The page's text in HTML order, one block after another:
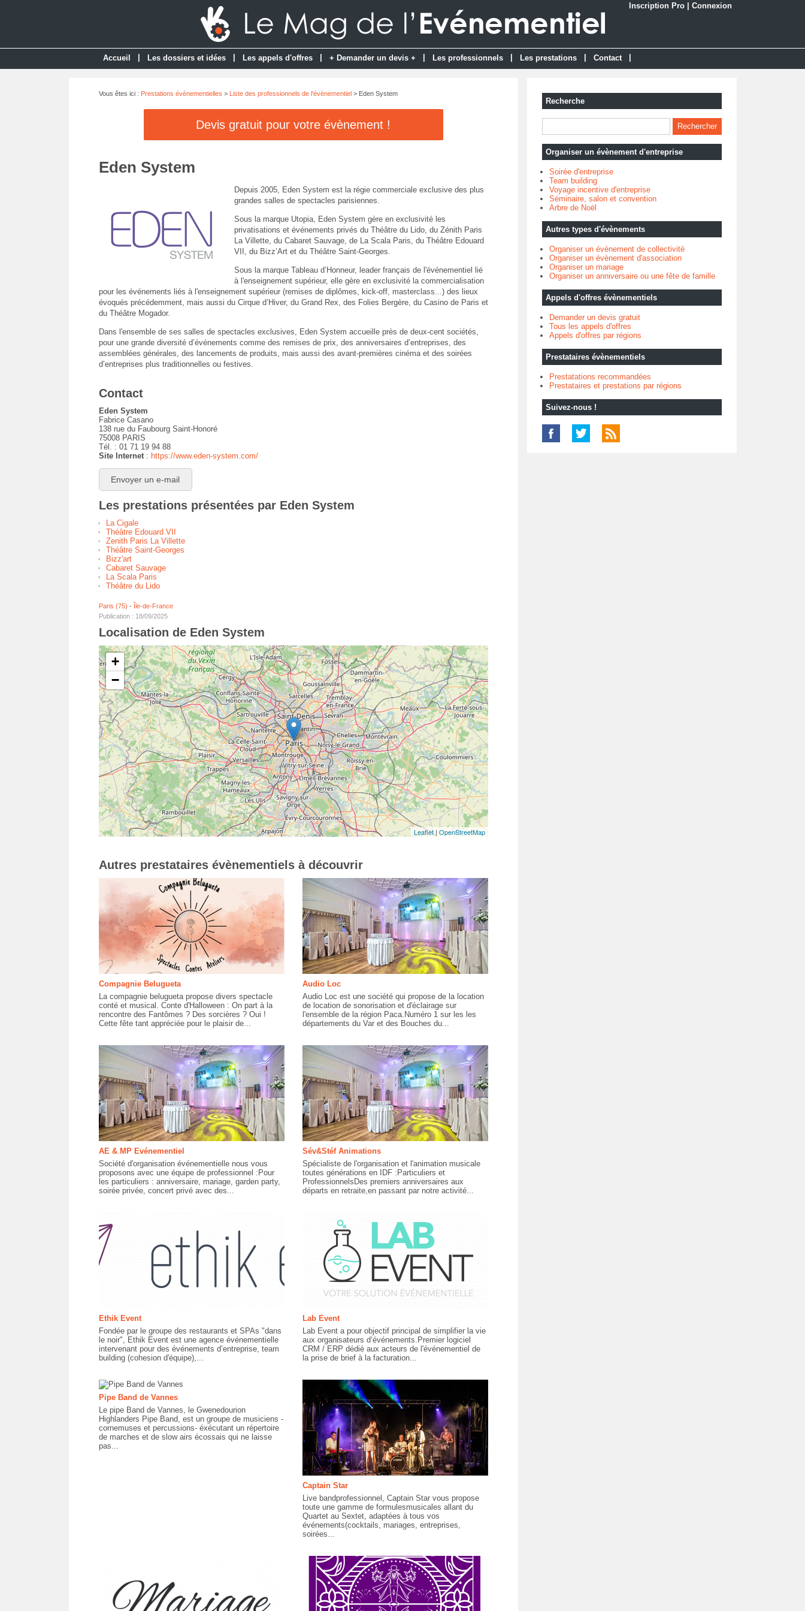
Inscription Pro Connexion
Accueil Les dossiers et idées Les appels d'offres + Demander un devis + Les professionnels Les prestations Contact
Vous êtes ici : Prestations évènementielles > Liste des professionnels de l'évènementiel> Eden System
Devis gratuit pour votre évènement !
Eden System
Depuis 2005, Eden System est la régie commerciale exclusive des plus
grandes salles de spectacles parisiennes.
Sous la marque Utopia, Eden System gère en exclusivité les
privatisations et événements privés du Théâtre du Lido, du Zénith Paris
La Villette, du Cabaret Sauvage, de La Scala Paris, du Théâtre Edouard
VII, du Bizz’Art et du Théâtre Saint-Georges.
Sous la marque Tableau d’Honneur, leader français de l'événementiel lié
à l'enseignement supérieur, elle gère en exclusivité la commercialisation
pour les événements liés à l'enseignement supérieur (remises de diplômes, kick-off, masterclass...) des lieux
évoqués précédemment, mais aussi du Cirque d’Hiver, du Grand Rex, des Folies Bergère, du Casino de Paris et
du Théâtre Mogador.
Dans l'ensemble de ses salles de spectacles exclusives, Eden System accueille près de deux-cent sociétés,
pour une grande diversité d’événements comme des remises de prix, des anniversaires d’entreprises, des
assemblées générales, des lancements de produits, mais aussi des avant-premières cinéma et des soirées
d’entreprises plus traditionnelles ou festives.
Contact
Eden System
Fabrice Casano
138 rue du Faubourg Saint-Honoré
75008 PARIS
Tél. : 01 71 19 94 88
Site Internet: https://www.eden-system.com/
Envoyer un e-mail
Les prestations présentées par Eden System
La Cigale
Théâtre Edouard VII
Zenith Paris La Villette
Théâtre Saint-Georges
Bizz'art
Cabaret Sauvage
La Scala Paris
Théâtre du Lido
Paris (75) - Île-de-France
Publication : 18/09/2025
Localisation de Eden System
+
−
Leaflet| OpenStreetMap
Autres prestataires évènementiels à découvrir
Compagnie Belugueta
La compagnie belugueta propose divers spectacle
conté et musical. Conte d'Halloween : On part à la
rencontre des Fantômes ? Des sorcières ? Oui !
Cette fête tant appréciée pour le plaisir de...
Audio Loc
Audio Loc est une société qui propose de la location
de location de sonorisation et d'éclairage sur
l'ensemble de la région Paca.Numéro 1 sur les les
départements du Var et des Bouches du...
AE & MP Evénementiel
Société d'organisation événementielle nous vous
proposons avec une équipe de professionnel :Pour
les particuliers : anniversaire, mariage, garden party,
soirée privée, concert privé avec des...
Sév&Stéf Animations
Spécialiste de l'organisation et l'animation musicale
toutes générations en IDF :Particuliers et
ProfessionnelsDes premiers anniversaires aux
départs en retraite,en passant par notre activité...
Ethik Event
Fondée par le groupe des restaurants et SPAs "dans
le noir", Ethik Event est une agence événementielle
intervenant pour des événements d’entreprise, team
building (cohesion d'équipe),...
Lab Event
Lab Event a pour objectif principal de simplifier la vie
aux organisateurs d’événements.Premier logiciel
CRM / ERP dédié aux acteurs de l'événementiel de
la prise de brief à la facturation...
Pipe Band de Vannes
Le pipe Band de Vannes, le Gwenedourion
Highlanders Pipe Band, est un groupe de musiciens -
cornemuses et percussions- éxécutant un répertoire
de marches et de slow airs écossais qui ne laisse
pas...
Captain Star
Live bandprofessionnel, Captain Star vous propose
toute une gamme de formulesmusicales allant du
Quartet au Sextet, adaptées à tous vos
événements(cocktails, mariages, entreprises,
soirées...
Recherche
Organiser un évènement d'entreprise
Soirée d'entreprise
Team building
Voyage incentive d'entreprise
Séminaire, salon et convention
Arbre de Noël
Autres types d'évènements
Organiser un évènement de collectivité
Organiser un évènement d'association
Organiser un mariage
Organiser un anniversaire ou une fête de famille
Appels d'offres évènementiels
Demander un devis gratuit
Tous les appels d'offres
Appels d'offres par régions
Prestataires évènementiels
Prestatations recommandées
Prestataires et prestations par régions
Suivez-nous !